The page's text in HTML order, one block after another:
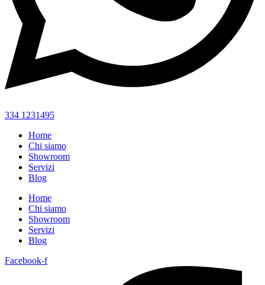
334 1231495
Home
Chi siamo
Showroom
Servizi
Blog
Home
Chi siamo
Showroom
Servizi
Blog
Facebook-f